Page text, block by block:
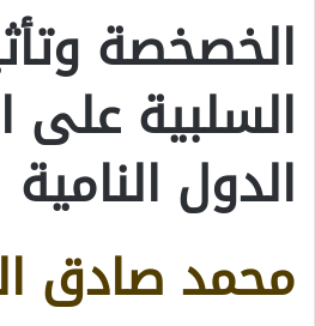
الخصخصة
السلبية على
الدول النامية
محمد صادق